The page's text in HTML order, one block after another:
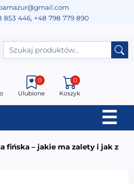
853 446, +48 798 779 890
Ulubione
0
Koszyk
0
☰
fińska – jakie ma zalety i jak z